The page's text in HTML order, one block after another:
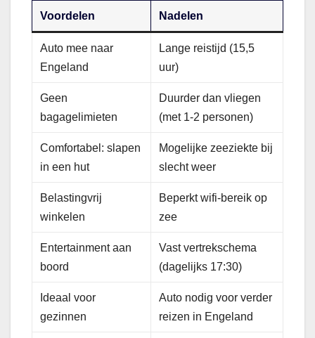
Voordelen Nadelen
Auto mee naar
Engeland
Lange reistijd (15,5
uur)
Geen
bagagelimieten
Duurder dan vliegen
(met 1-2 personen)
Comfortabel: slapen
in een hut
Mogelijke zeeziekte bij
slecht weer
Belastingvrij
winkelen
Beperkt wifi-bereik op
zee
Entertainment aan
boord
Vast vertrekschema
(dagelijks 17:30)
Ideaal voor
gezinnen
Auto nodig voor verder
reizen in Engeland